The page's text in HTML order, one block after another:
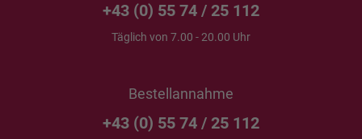
+43 (0) 55 74 / 25 112
Täglich von 7.00 - 20.00 Uhr
Bestellannahme
+43 (0) 55 74 / 25 112